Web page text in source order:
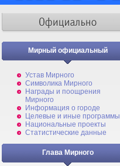
Мирный официальный
Устав Мирного
Символика Мирного
Награды и поощрения
Мирного
Информация о городе
Целевые и иные программы
Национальные проекты
Статистические данные
Глава Мирного